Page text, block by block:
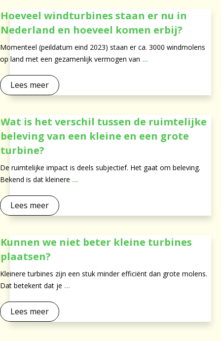
Hoeveel windturbines staan er nu in
Nederland en hoeveel komen erbij?
Momenteel (peildatum eind 2023) staan er ca. 3000 windmolens
op land met een gezamenlijk vermogen van ...
Lees meer
Wat is het verschil tussen de ruimtelijke
beleving van een kleine en een grote
turbine?
De ruimtelijke impact is deels subjectief. Het gaat om beleving.
Bekend is dat kleinere ...
Lees meer
Kunnen we niet beter kleine turbines
plaatsen?
Kleinere turbines zijn een stuk minder efficiënt dan grote molens.
Dat betekent dat je ...
Lees meer